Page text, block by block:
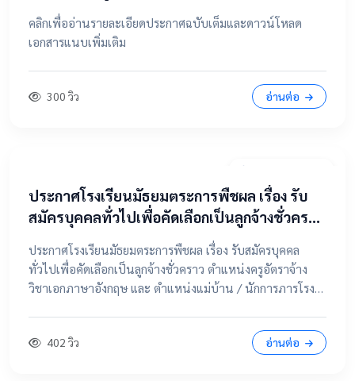
นักการภารโรง
คลิกเพื่ออ่านรายละเอียดประกาศฉบับเต็มและดาวน์โหลด
เอกสารแนบเพิ่มเติม
300 วิว อ่านต่อ
ประกาศโรงเรียนมัธยมตระการพืชผล เรื่อง รับ
สมัครบุคคลทั่วไปเพื่อคัดเลือกเป็นลูกจ้างชั่วคราว
ตำแหน่งครูอัตราจ้าง วิชาเอกภาษาอังกฤษ และ
ตำแหน่งแม่บ้าน / นักการภารโรง
ประกาศโรงเรียนมัธยมตระการพืชผล เรื่อง รับสมัครบุคคล
ทั่วไปเพื่อคัดเลือกเป็นลูกจ้างชั่วคราว ตำแหน่งครูอัตราจ้าง
วิชาเอกภาษาอังกฤษ และ ตำแหน่งแม่บ้าน / นักการภารโรง
402 วิว อ่านต่อ